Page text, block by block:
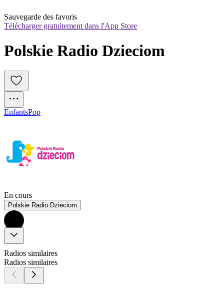
Sauvegarde des favoris
Télécharger gratuitement dans l'App Store
Polskie Radio Dzieciom
EnfantsPop
En cours
Polskie Radio Dzieciom
Radios similaires
Radios similaires